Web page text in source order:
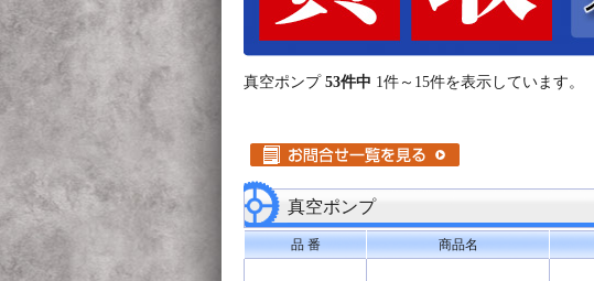
真空ポンプ 53件中 1件～15件を表示しています。
真空ポンプ
品 番 商品名